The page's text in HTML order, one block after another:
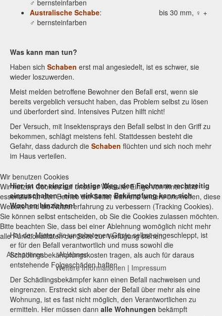
♂ bernsteinfarben
Australische Schabe: bis 30 mm, ♀ +
♂ bernsteinfarben
Was kann man tun?
Haben sich Schaben erst mal angesiedelt, ist es schwer, sie
wieder loszuwerden.
Meist melden betroffene Bewohner den Befall erst, wenn sie
bereits vergeblich versucht haben, das Problem selbst zu lösen
und überfordert sind. Intensives Putzen hilft nicht!
Der Versuch, mit Insektensprays den Befall selbst in den Griff zu
bekommen, schlägt meistens fehl. Stattdessen besteht die
Gefahr, dass dadurch die Schaben flüchten und sich noch mehr
im Haus verteilen.
Hier ist der einzige richtige Weg, den Fachmann rechtzeitig
einzuschalten - eine wirksame Bekämpfung kann sich
Wochen hinziehen!
Hat der Mieter die ungebetenen Gäste selbst eingeschleppt, ist
er für den Befall verantwortlich und muss sowohl die
Schädlingsbekämpfungskosten tragen, als auch für daraus
entstehende Folgeschäden haften.
Der Schädlingsbekämpfer kann einen Befall nachweisen und
eingrenzen. Erstreckt sich aber der Befall über mehr als eine
Wohnung, ist es fast nicht möglich, den Verantwortlichen zu
ermitteln. Hier müssen dann alle Wohnungen bekämpft
Wir benutzen Cookies
Wir nutzen Cookies auf unserer Website. Einige von ihnen sind
essenziell für den Betrieb der Seite, während andere uns helfen, diese
Website und die Nutzererfahrung zu verbessern (Tracking Cookies).
Sie können selbst entscheiden, ob Sie die Cookies zulassen möchten.
Bitte beachten Sie, dass bei einer Ablehnung womöglich nicht mehr
alle Funktionalitäten der Seite zur Verfügung stehen.
Akzeptieren
Ablehnen
Weitere Informationen | Impressum